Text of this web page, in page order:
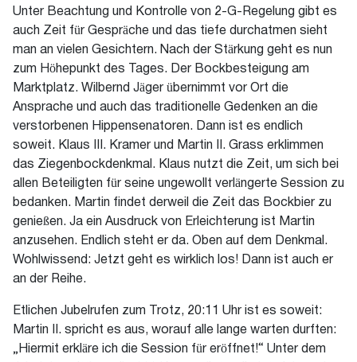
Unter Beachtung und Kontrolle von 2-G-Regelung gibt es
auch Zeit für Gespräche und das tiefe durchatmen sieht
man an vielen Gesichtern. Nach der Stärkung geht es nun
zum Höhepunkt des Tages. Der Bockbesteigung am
Marktplatz. Wilbernd Jäger übernimmt vor Ort die
Ansprache und auch das traditionelle Gedenken an die
verstorbenen Hippensenatoren. Dann ist es endlich
soweit. Klaus III. Kramer und Martin II. Grass erklimmen
das Ziegenbockdenkmal. Klaus nutzt die Zeit, um sich bei
allen Beteiligten für seine ungewollt verlängerte Session zu
bedanken. Martin findet derweil die Zeit das Bockbier zu
genießen. Ja ein Ausdruck von Erleichterung ist Martin
anzusehen. Endlich steht er da. Oben auf dem Denkmal.
Wohlwissend: Jetzt geht es wirklich los! Dann ist auch er
an der Reihe.
Etlichen Jubelrufen zum Trotz, 20:11 Uhr ist es soweit:
Martin II. spricht es aus, worauf alle lange warten durften:
„Hiermit erkläre ich die Session für eröffnet!“ Unter dem